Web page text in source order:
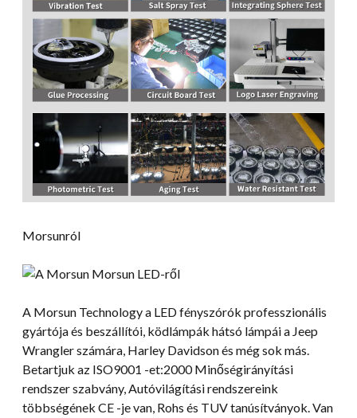
Morsunról
A Morsun Technology a LED fényszórók professzionális
gyártója és beszállítói, ködlámpák hátsó lámpái a Jeep
Wrangler számára, Harley Davidson és még sok más.
Betartjuk az ISO9001 -et:2000 Minőségirányítási
rendszer szabvány, Autóvilágítási rendszereink
többségének CE -je van, Rohs és TUV tanúsítványok. Van